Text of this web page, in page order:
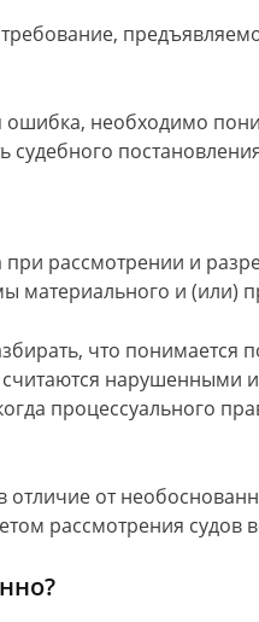
ошибка, необходимо
судебного
рассмотрении и
и (или)
что понимается
нарушенными
процессуального
от
рассмотрения судов